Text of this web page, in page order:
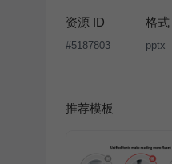
版权声明
条款，禁止
经投权许可任何人不
资源 ID
#5187803
格式
pptx
推荐模板